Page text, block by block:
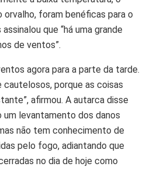
orvalho, foram benéficas para o
que “há uma grande
de ventos”.
agora para a parte da tarde.
porque as coisas
afirmou. A autarca disse
levantamento dos danos
não tem conhecimento de
pelo fogo, adiantando que
no dia de hoje como